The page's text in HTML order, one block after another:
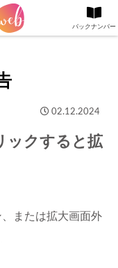
02.12.2024
ックすると拡
または拡大画面外
バックナンバー